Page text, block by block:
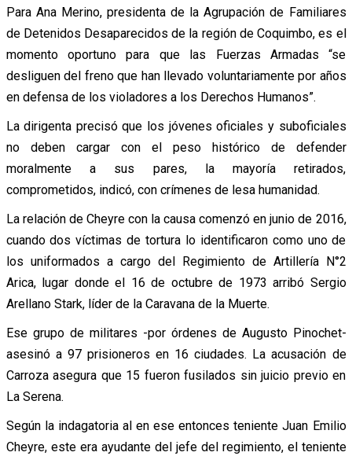
Para Ana Merino, presidenta de la Agrupación de Familiares
de Detenidos Desaparecidos de la región de Coquimbo, es el
momento oportuno para que las Fuerzas Armadas “se
desliguen del freno que han llevado voluntariamente por años
en defensa de los violadores a los Derechos Humanos”.
La dirigenta precisó que los jóvenes oficiales y suboficiales
no deben cargar con el peso histórico de defender
moralmente a sus pares, la mayoría retirados,
comprometidos, indicó, con crímenes de lesa humanidad.
La relación de Cheyre con la causa comenzó en junio de 2016,
cuando dos víctimas de tortura lo identificaron como uno de
los uniformados a cargo del Regimiento de Artillería N°2
Arica, lugar donde el 16 de octubre de 1973 arribó Sergio
Arellano Stark, líder de la Caravana de la Muerte.
Ese grupo de militares -por órdenes de Augusto Pinochet-
asesinó a 97 prisioneros en 16 ciudades. La acusación de
Carroza asegura que 15 fueron fusilados sin juicio previo en
La Serena.
Según la indagatoria al en ese entonces teniente Juan Emilio
Cheyre, este era ayudante del jefe del regimiento, el teniente